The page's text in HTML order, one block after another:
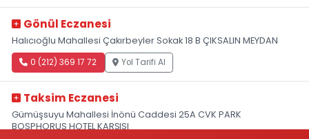
Gönül Eczanesi
Halıcıoğlu Mahallesi Çakırbeyler Sokak 18 B ÇIKSALIN MEYDAN
0 (212) 369 17 72 Yol Tarifi Al
Taksim Eczanesi
Gümüşsuyu Mahallesi İnönü Caddesi 25A CVK PARK
BOSPHORUS HOTEL KARŞISI